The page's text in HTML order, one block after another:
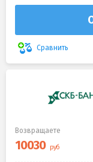
Сравнить
Возвращаете